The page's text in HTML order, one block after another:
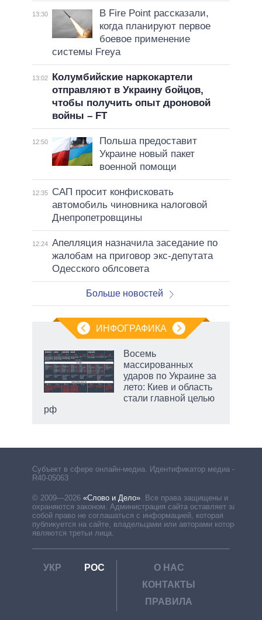
13:30
В Fire Point рассказали,
когда планируют первое
боевое применение
системы Freya
13:02
Колумбийские наркокартели
отправляют в Украину бойцов,
чтобы получить опыт дроновой
войны – FT
12:50
Польша предоставит
Украине новый пакет
военной помощи
12:35
САП просит конфисковать
автомобиль чиновника налоговой
Днепропетровщины
12:24 Апелляция назначила заседание по
жалобам на приговор экс-депутата
Одесского облсовета
Больше новостей
ИНФОГРАФИКА
Восемь
массированных
ударов по Украине за
лето: Киев и область
стали главной целью
рф
Субъект в сфере онлайн-медиа. Идентификатор медиа –
R40-05063
© 2009—2026 «Слово и Дело»
Все права защищены и
охраняются законом. Администрация сайта оставляет за
собой право не соглашаться с информацией, которая
публикуется на сайте, владельцами или авторами которой
являются третьи лица.
УКР РОС
О НАС
КОНТАКТЫ
ПРАВИЛА